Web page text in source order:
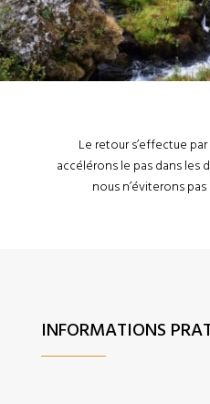
Le retour s’effectue
accélérons le pas dans les
nous n’éviterons
INFORMATIONS